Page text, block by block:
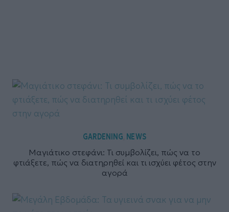
GARDENING, NEWS
Μαγιάτικο στεφάνι: Τι συμβολίζει, πώς να το
φτιάξετε, πώς να διατηρηθεί και τι ισχύει φέτος στην
αγορά